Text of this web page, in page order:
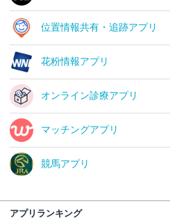
位置情報共有・追跡アプリ
花粉情報アプリ
オンライン診療アプリ
マッチングアプリ
競馬アプリ
アプリランキング